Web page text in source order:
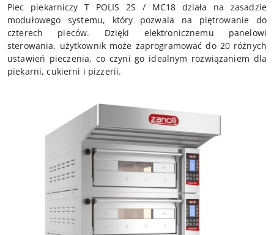
Piec piekarniczy T POLIS 2S / MC18 działa na zasadzie
modułowego systemu, który pozwala na piętrowanie do
czterech pieców. Dzięki elektronicznemu panelowi
sterowania, użytkownik może zaprogramować do 20 różnych
ustawień pieczenia, co czyni go idealnym rozwiązaniem dla
piekarni, cukierni i pizzerii.